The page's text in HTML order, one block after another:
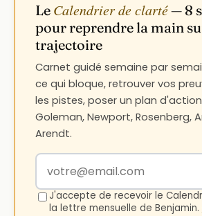
Le Calendrier de clarté— 8
pour reprendre la main
trajectoire
Carnet guidé semaine par
ce qui bloque, retrouver vos
les pistes, poser un plan
Goleman, Newport, Rosenberg,
Arendt.
Votre adresse email
J'accepte de recevoir le
la lettre mensuelle de Benjamin.